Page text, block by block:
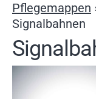
Pflegemappen
Signalbahnen